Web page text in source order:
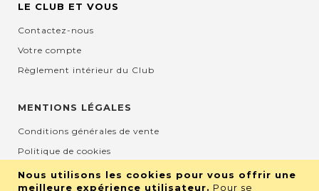
Nous utilisons les cookies pour vous offrir une
meilleure expérience utilisateur. Pour se
LE CLUB ET VOUS
Contactez-nous
Votre compte
Règlement intérieur du Club
MENTIONS LÉGALES
Conditions générales de vente
Politique de cookies
Mentions légales et CGU